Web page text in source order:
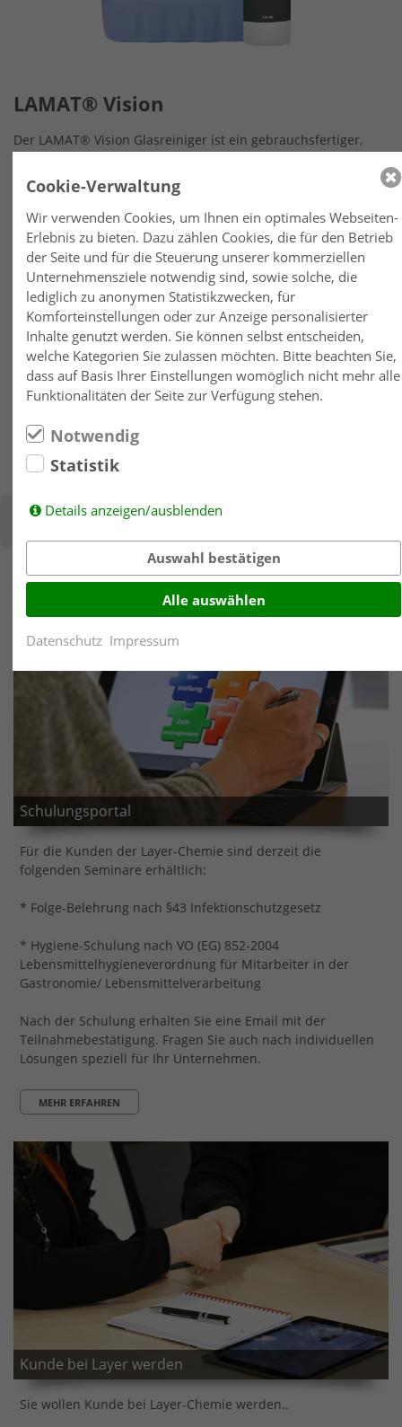
LAMAT® Vision
Der LAMAT® Vision Glasreiniger ist ein gebrauchsfertiger,
von Glasflächen und glänzenden Oberflächen. Er entfernt
mühelos Fett, Öl, Nikotinablagerungen sowie hartnäckige
Verschmutzungen und sorgt für streifenfreie, glänzende
Ergebnisse. Der kraftvolle Sprühreiniger eignet sich ideal für
wasser- und alkoholbeständige Materialien wie Glas, Spiegel,
Edelstahl, Kunststoff, Resopal und Fliesen. Auch Stiftspuren
von Bleistift, Filzstift und Kugelschreiber werden zuverlässig
entfernt.
Produktbeschreibung LAMAT® Vision
Diesen Inhalt teilen über:
Schulungsportal
Für die Kunden der Layer-Chemie sind derzeit die
folgenden Seminare erhältlich:
* Folge-Belehrung nach §43 Infektionschutzgesetz
* Hygiene-Schulung nach VO (EG) 852-2004
Lebensmittelhygieneverordnung für Mitarbeiter in der
Gastronomie/ Lebensmittelverarbeitung
Nach der Schulung erhalten Sie eine Email mit der
Teilnahmebestätigung. Fragen Sie auch nach individuellen
Lösungen speziell für Ihr Unternehmen.
MEHR ERFAHREN
Kunde bei Layer werden
Sie wollen Kunde bei Layer-Chemie werden..
Cookie-Verwaltung
Wir verwenden Cookies, um Ihnen ein optimales Webseiten-
Erlebnis zu bieten. Dazu zählen Cookies, die für den Betrieb
der Seite und für die Steuerung unserer kommerziellen
Unternehmensziele notwendig sind, sowie solche, die
lediglich zu anonymen Statistikzwecken, für
Komforteinstellungen oder zur Anzeige personalisierter
Inhalte genutzt werden. Sie können selbst entscheiden,
welche Kategorien Sie zulassen möchten. Bitte beachten Sie,
dass auf Basis Ihrer Einstellungen womöglich nicht mehr alle
Funktionalitäten der Seite zur Verfügung stehen.
Notwendig
Statistik
Details anzeigen/ausblenden
Auswahl bestätigen
Alle auswählen
Datenschutz Impressum